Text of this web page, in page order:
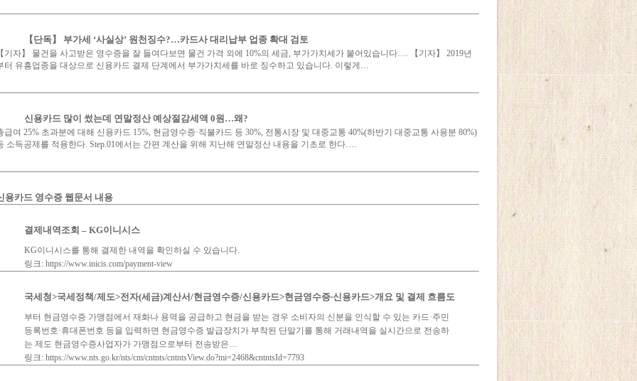
【단독】 부가세 ‘사실상’ 원천징수?…카드사 대리납부 업종 확대 검토
기자】 물건을 사고받은 영수증을 잘 들여다보면 물건 가격 외에 10%의 세금, 부가가치세가 붙어있습니다…. 【기자】 2019년
터 유흥업종을 대상으로 신용카드 결제 단계에서 부가가치세를 바로 징수하고 있습니다. 이렇게…
신용카드 많이 썼는데 연말정산 예상절감세액 0원…왜?
급여 25% 초과분에 대해 신용카드 15%, 현금영수증·직불카드 등 30%, 전통시장 및 대중교통 40%(하반기 대중교통 사용분 80%)
소득공제를 적용한다. Step.01에서는 간편 계산을 위해 지난해 연말정산 내용을 기초로 한다….
용카드 영수증 웹문서 내용
결제내역조회 – KG이니시스
KG이니시스를 통해 결제한 내역을 확인하실 수 있습니다.
링크: https://www.inicis.com/payment-view
국세청>국세정책/제도>전자(세금)계산서/현금영수증/신용카드>현금영수증∙신용카드>개요 및 결제 흐름도
부터 현금영수증 가맹점에서 재화나 용역을 공급하고 현금을 받는 경우 소비자의 신분을 인식할 수 있는 카드·주민
등록번호·휴대폰번호 등을 입력하면 현금영수증 발급장치가 부착된 단말기를 통해 거래내역을 실시간으로 전송하
는 제도 현금영수증사업자가 가맹점으로부터 전송받은…
링크: https://www.nts.go.kr/nts/cm/cntnts/cntntsView.do?mi=2468&cntntsId=7793